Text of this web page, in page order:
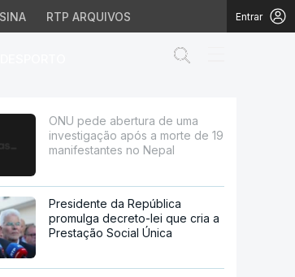
RTP ARQUIVOS Entrar
morte de 19
ONU pede abertura de uma
investigação após a morte de 19
manifestantes no Nepal
Presidente da República
promulga decreto-lei que cria a
Prestação Social Única